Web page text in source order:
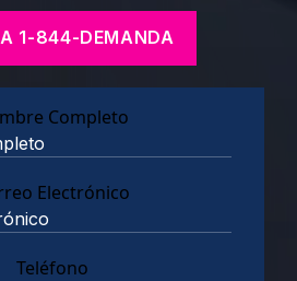
1-844-DEMANDA
Completo
Electrónico
Teléfono